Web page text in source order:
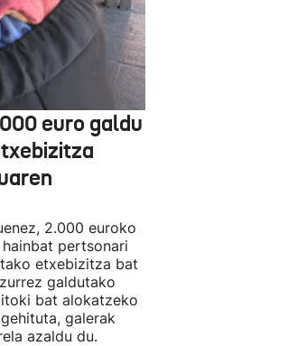
euro galdu
2.000 euroko
pertsonari
etxebizitza bat
galdutako
bat alokatzeko
galerak
azaldu du.